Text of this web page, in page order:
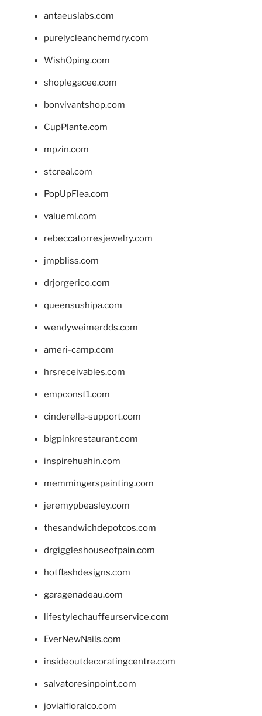
antaeuslabs.com
purelycleanchemdry.com
WishOping.com
shoplegacee.com
bonvivantshop.com
CupPlante.com
mpzin.com
stcreal.com
PopUpFlea.com
valueml.com
rebeccatorresjewelry.com
jmpbliss.com
drjorgerico.com
queensushipa.com
wendyweimerdds.com
ameri-camp.com
hrsreceivables.com
empconst1.com
cinderella-support.com
bigpinkrestaurant.com
inspirehuahin.com
memmingerspainting.com
jeremypbeasley.com
thesandwichdepotcos.com
drgiggleshouseofpain.com
hotflashdesigns.com
garagenadeau.com
lifestylechauffeurservice.com
EverNewNails.com
insideoutdecoratingcentre.com
salvatoresinpoint.com
jovialfloralco.com